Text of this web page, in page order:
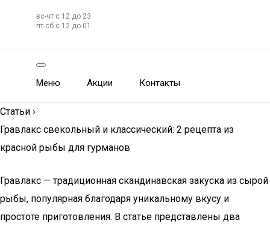
вс-чт с 12 до 23
пт-сб с 12 до 01
Меню Акции Контакты
Статьи ›
Гравлакс свекольный и классический: 2 рецепта из
красной рыбы для гурманов
Гравлакс — традиционная скандинавская закуска из сырой
рыбы, популярная благодаря уникальному вкусу и
простоте приготовления. В статье представлены два